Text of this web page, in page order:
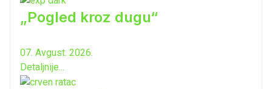
„Pogled kroz dugu“
07. Avgust. 2026.
Detaljnije...